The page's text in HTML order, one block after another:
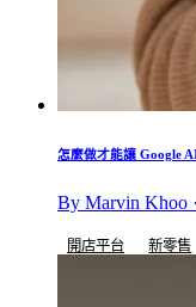
怎麼做才能讓 Google
By Marvin Khoo
開店平台 新零售